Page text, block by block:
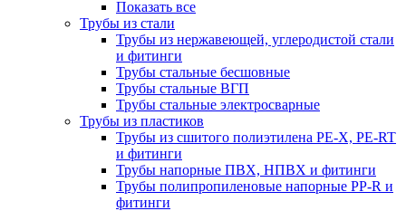
Показать все
Трубы из стали
Трубы из нержавеющей, углеродистой стали
и фитинги
Трубы стальные бесшовные
Трубы стальные ВГП
Трубы стальные электросварные
Трубы из пластиков
Трубы из сшитого полиэтилена PE-X, PE-RT
и фитинги
Трубы напорные ПВХ, НПВХ и фитинги
Трубы полипропиленовые напорные PP-R и
фитинги